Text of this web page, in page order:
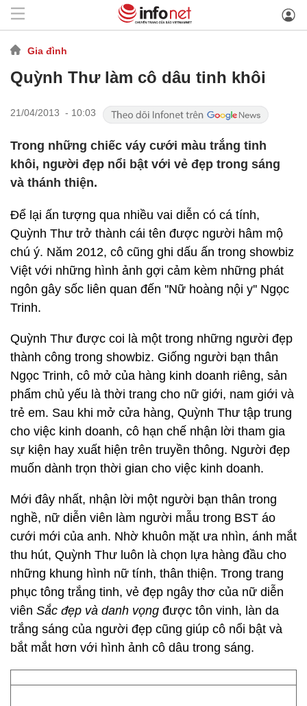
Gia đình
Quỳnh Thư làm cô dâu tinh khôi
21/04/2013 - 10:03
Trong những chiếc váy cưới màu trắng tinh
khôi, người đẹp nổi bật với vẻ đẹp trong sáng
và thánh thiện.
Để lại ấn tượng qua nhiều vai diễn có cá tính,
Quỳnh Thư trở thành cái tên được người hâm mộ
chú ý. Năm 2012, cô cũng ghi dấu ấn trong showbiz
Việt với những hình ảnh gợi cảm kèm những phát
ngôn gây sốc liên quan đến ''Nữ hoàng nội y'' Ngọc
Trinh.
Quỳnh Thư được coi là một trong những người đẹp
thành công trong showbiz. Giống người bạn thân
Ngọc Trinh, cô mở của hàng kinh doanh riêng, sản
phẩm chủ yếu là thời trang cho nữ giới, nam giới và
trẻ em. Sau khi mở cửa hàng, Quỳnh Thư tập trung
cho việc kinh doanh, cô hạn chế nhận lời tham gia
sự kiện hay xuất hiện trên truyền thông. Người đẹp
muốn dành trọn thời gian cho việc kinh doanh.
Mới đây nhất, nhận lời một người bạn thân trong
nghề, nữ diễn viên làm người mẫu trong BST áo
cưới mới của anh. Nhờ khuôn mặt ưa nhìn, ánh mắt
thu hút, Quỳnh Thư luôn là chọn lựa hàng đầu cho
những khung hình nữ tính, thân thiện. Trong trang
phục tông trắng tinh, vẻ đẹp ngây thơ của nữ diễn
viên Sắc đẹp và danh vọng được tôn vinh, làn da
trắng sáng của người đẹp cũng giúp cô nổi bật và
bắt mắt hơn với hình ảnh cô dâu trong sáng.